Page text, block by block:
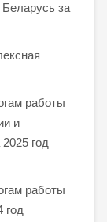
за
работы
и
год
работы
год